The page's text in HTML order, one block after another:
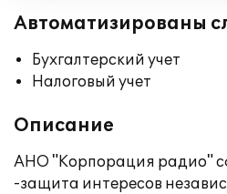
Автоматизированы
Бухгалтерский учет
Налоговый учет
Описание
АНО "Корпорация радио"
-защита интересов